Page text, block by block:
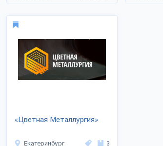
«Цветная Металлургия»
Екатеринбург 3